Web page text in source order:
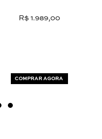
R$ 1.989,00
COMPRAR AGORA